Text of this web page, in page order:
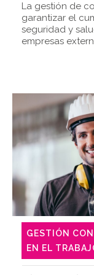
La gestión de
garantizar el
seguridad y
empresas
GESTIÓN
EN EL